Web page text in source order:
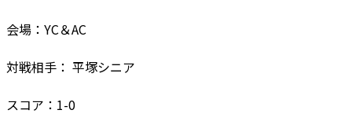
会場：YC＆AC
対戦相手： 平塚シニア
スコア：1-0